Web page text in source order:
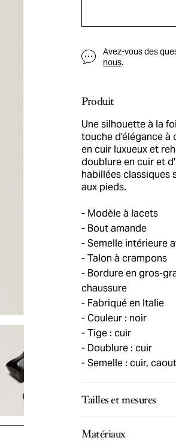
Avez-vous des
nous.
Produit
Une silhouette à la
touche d'élégance à
en cuir luxueux et
doublure en cuir et
habillées classiques
aux pieds.
Modèle à lacets
Bout amande
Semelle intérieure
Talon à crampons
Bordure en gros-
chaussure
Fabriqué en Italie
Couleur : noir
Tige : cuir
Doublure : cuir
Semelle : cuir,
Tailles et mesures
Matériaux